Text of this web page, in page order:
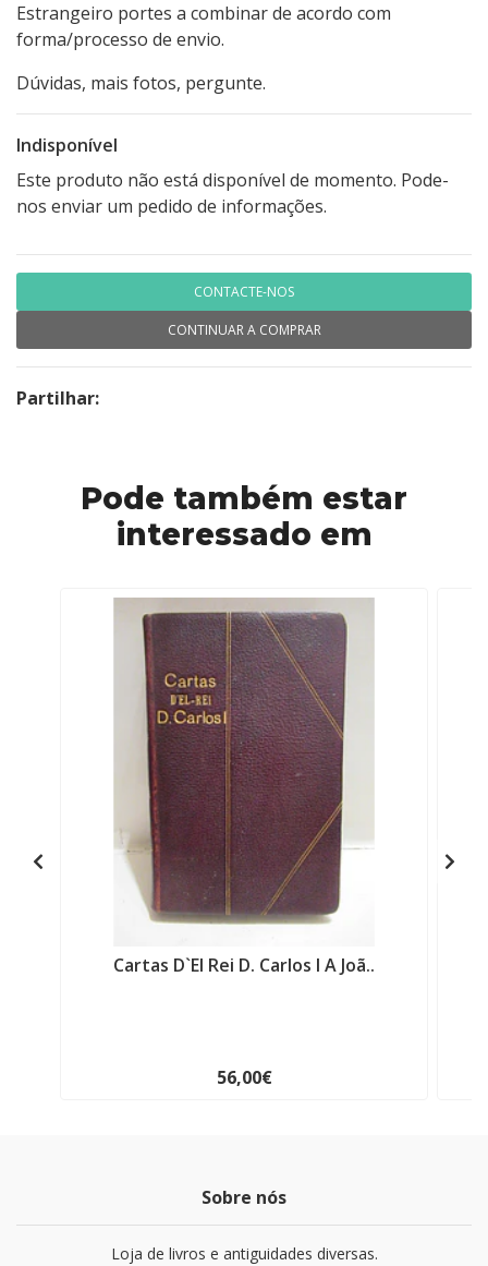
Estrangeiro portes a combinar de acordo com
forma/processo de envio.
Dúvidas, mais fotos, pergunte.
Indisponível
Este produto não está disponível de momento. Pode-
nos enviar um pedido de informações.
CONTACTE-NOS
CONTINUAR A COMPRAR
Partilhar:
Pode também estar
interessado em
Cartas D`El Rei D. Carlos I A Joã..
56,00€
Sobre nós
Loja de livros e antiguidades diversas.